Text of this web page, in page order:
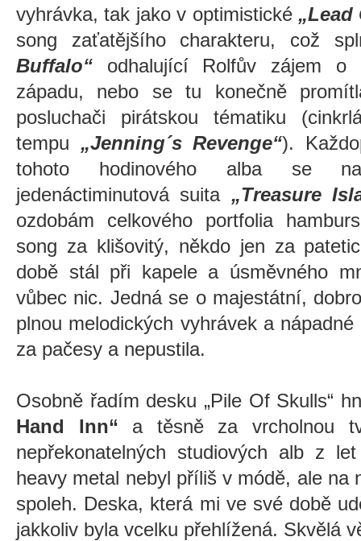
vyhrávka, tak jako v optimistické „Lead
song zaťatějšího charakteru, což
Buffalo“ odhalující Rolfův zájem o
západu, nebo se tu konečně
posluchači pirátskou tématiku
tempu „Jenning´s Revenge“).
tohoto hodinového alba se
jedenáctiminutová suita „Treasure
ozdobám celkového portfolia
song za klišovitý, někdo jen za
době stál při kapele a úsměvného
vůbec nic. Jedná se o majestátní,
plnou melodických vyhrávek a
za pačesy a nepustila.
Osobně řadím desku „Pile Of Skulls“
Hand Inn“ a těsně za vrcholnou
nepřekonatelných studiových alb z
heavy metal nebyl příliš v módě, ale na
spoleh. Deska, která mi ve své době
jakkoliv byla vcelku přehlížená. Skvělá